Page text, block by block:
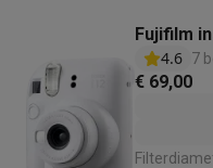
Fujifilm
4.6 7
€ 69,00